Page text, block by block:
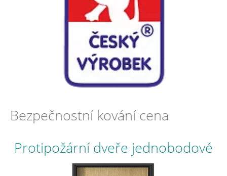
Bezpečnostní kování cena
Protipožární dveře jednobodové